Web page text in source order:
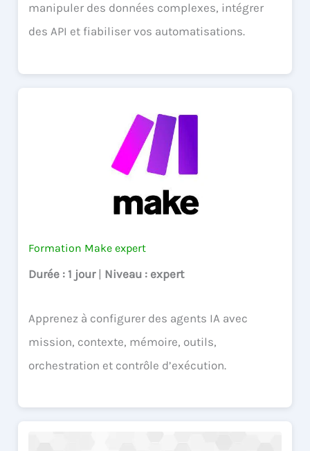
manipuler des données complexes, intégrer
des API et fiabiliser vos automatisations.
Formation Make expert
Durée : 1 jour | Niveau : expert
Apprenez à configurer des agents IA avec
mission, contexte, mémoire, outils,
orchestration et contrôle d’exécution.